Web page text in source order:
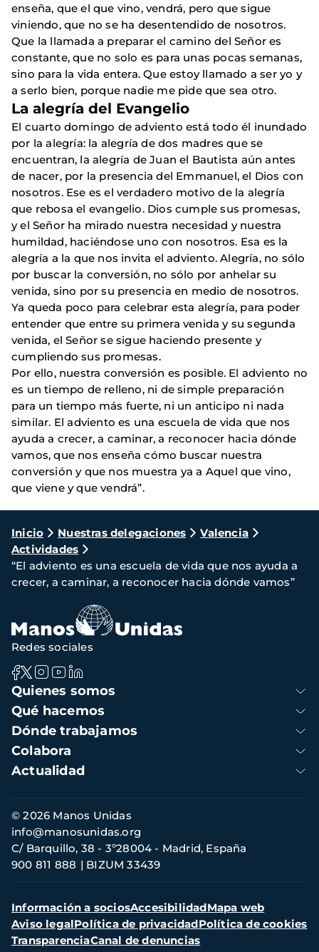
enseña, que el que vino, vendrá, pero que sigue
viniendo, que no se ha desentendido de nosotros.
Que la llamada a preparar el camino del Señor es
constante, que no solo es para unas pocas semanas,
sino para la vida entera. Que estoy llamado a ser yo y
a serlo bien, porque nadie me pide que sea otro.
La alegría del Evangelio
El cuarto domingo de adviento está todo él inundado
por la alegría: la alegría de dos madres que se
encuentran, la alegría de Juan el Bautista aún antes
de nacer, por la presencia del Emmanuel, el Dios con
nosotros. Ese es el verdadero motivo de la alegría
que rebosa el evangelio. Dios cumple sus promesas,
y el Señor ha mirado nuestra necesidad y nuestra
humildad, haciéndose uno con nosotros. Esa es la
alegría a la que nos invita el adviento. Alegría, no sólo
por buscar la conversión, no sólo por anhelar su
venida, sino por su presencia en medio de nosotros.
Ya queda poco para celebrar esta alegría, para poder
entender que entre su primera venida y su segunda
venida, el Señor se sigue haciendo presente y
cumpliendo sus promesas.
Por ello, nuestra conversión es posible. El adviento no
es un tiempo de relleno, ni de simple preparación
para un tiempo más fuerte, ni un anticipo ni nada
similar. El adviento es una escuela de vida que nos
ayuda a crecer, a caminar, a reconocer hacia dónde
vamos, que nos enseña cómo buscar nuestra
conversión y que nos muestra ya a Aquel que vino,
que viene y que vendrá”.
Ruta
de
navegación
Inicio Nuestras delegaciones
Valencia
Actividades
“El adviento es una escuela de vida que nos ayuda a
crecer, a caminar, a reconocer hacia dónde vamos”
Navegación
principal
Quienes somos
Qué hacemos
Dónde trabajamos
Colabora
Actualidad
Redes sociales
Información
de
contacto
© 2026 Manos Unidas
C/ Barquillo, 38 - 3º28004 - Madrid, España
900 811 888
BIZUM 33439
info@manosunidas.org
Menú
secundario
Información a sociosAccesibilidadMapa web
Aviso legalPolítica de privacidadPolítica de cookies
TransparenciaCanal de denuncias